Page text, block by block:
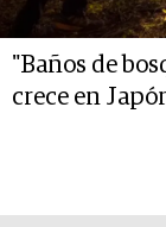
"Baños de
crece en